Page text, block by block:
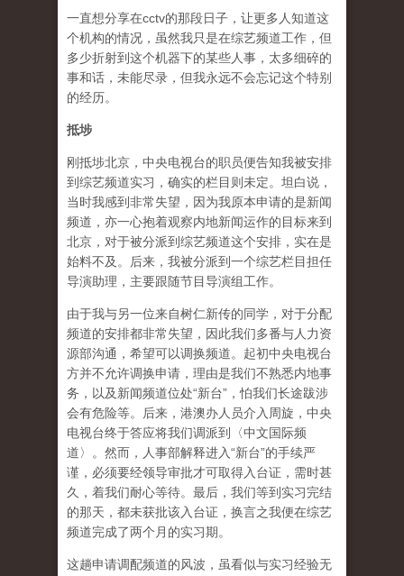
一直想分享在cctv的那段日子，让更多人知道这
个机构的情况，虽然我只是在综艺频道工作，但
多少折射到这个机器下的某些人事，太多细碎的
事和话，未能尽录，但我永远不会忘记这个特别
的经历。
抵埗
刚抵埗北京，中央电视台的职员便告知我被安排
到综艺频道实习，确实的栏目则未定。坦白说，
当时我感到非常失望，因为我原本申请的是新闻
频道，亦一心抱着观察内地新闻运作的目标来到
北京，对于被分派到综艺频道这个安排，实在是
始料不及。后来，我被分派到一个综艺栏目担任
导演助理，主要跟随节目导演组工作。
由于我与另一位来自树仁新传的同学，对于分配
频道的安排都非常失望，因此我们多番与人力资
源部沟通，希望可以调换频道。起初中央电视台
方并不允许调换申请，理由是我们不熟悉内地事
务，以及新闻频道位处“新台”，怕我们长途跋涉
会有危险等。后来，港澳办人员介入周旋，中央
电视台终于答应将我们调派到〈中文国际频
道〉。然而，人事部解释进入“新台”的手续严
谨，必须要经领导审批才可取得入台证，需时甚
久，着我们耐心等待。最后，我们等到实习完结
的那天，都未获批该入台证，换言之我便在综艺
频道完成了两个月的实习期。
这趟申请调配频道的风波，虽看似与实习经验无